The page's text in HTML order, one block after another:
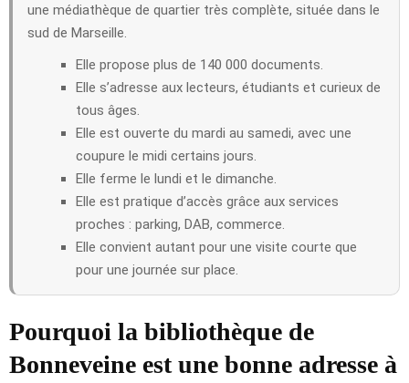
une médiathèque de quartier très complète, située dans le
sud de Marseille.
Elle propose plus de 140 000 documents.
Elle s’adresse aux lecteurs, étudiants et curieux de
tous âges.
Elle est ouverte du mardi au samedi, avec une
coupure le midi certains jours.
Elle ferme le lundi et le dimanche.
Elle est pratique d’accès grâce aux services
proches : parking, DAB, commerce.
Elle convient autant pour une visite courte que
pour une journée sur place.
Pourquoi la bibliothèque de
Bonneveine est une bonne adresse à